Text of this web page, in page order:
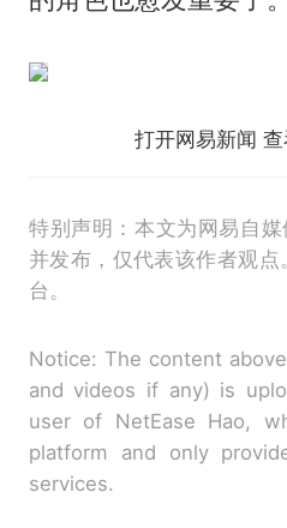
打开网易新闻
特别声明：本文为网易自
并发布，仅代表该作者观
台。
Notice: The content
and videos if any) is
user of NetEase Hao,
platform and only
services.